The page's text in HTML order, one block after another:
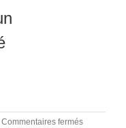
Commentaires ferméssur